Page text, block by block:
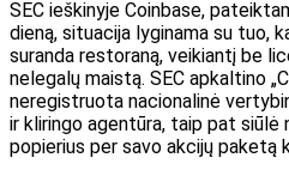
SEC ieškinyje Coinbase,
dieną, situacija lyginama su tuo,
suranda restoraną, veikiantį be
nelegalų maistą. SEC apkaltino
neregistruota nacionalinė
ir kliringo agentūra, taip pat
popierius per savo akcijų paketą